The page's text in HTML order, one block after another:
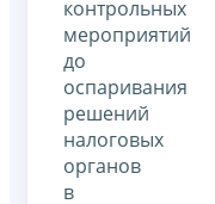
контрольных
мероприятий
до
оспаривания
решений
налоговых
органов
в